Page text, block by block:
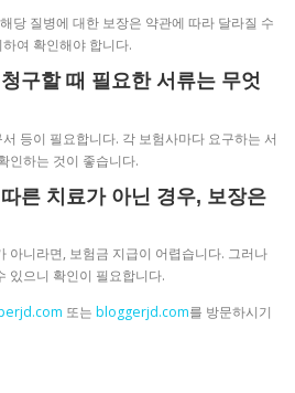
당 질병에 대한 보장은 약관에 따라 달라질 수
여 확인해야 합니다.
구할 때 필요한 서류는 무엇
등이 필요합니다. 각 보험사마다 요구하는 서
인하는 것이 좋습니다.
른 치료가 아닌 경우, 보장은
아니라면, 보험금 지급이 어렵습니다. 그러나
있으니 확인이 필요합니다.
또는 bloggerjd.com를 방문하시기